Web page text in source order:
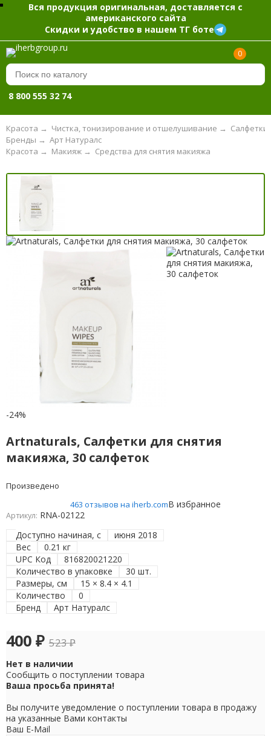
Вся продукция оригинальная, доставляется с
американского сайта
Скидки и удобство в нашем ТГ боте
0
8 800 555 32 74
Красота → Чистка, тонизирование и отшелушивание → Салфетки
Арт Натуралс
Бренды →
Средства для снятия макияжа
Макияж →
Красота →
-24%
Artnaturals, Салфетки для снятия
макияжа, 30 салфеток
Произведено
463 отзывов на iherb.comВ избранное
Артикул: RNA-02122
Доступно начиная, с
июня 2018
Вес
0.21 кг
UPC Код
816820021220
Количество в упаковке
30 шт.
Размеры, см
15 × 8.4 × 4.1
Количество
0
Бренд
Арт Натуралс
400 ₽ 523₽
Нет в наличии
Сообщить о поступлении товара
Ваша просьба принята!
Вы получите уведомление о поступлении товара в продажу
на указанные Вами контакты
Ваш E-Mail